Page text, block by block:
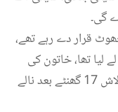
گی۔
قرار دے رہے تھے،
تھا، خاتون کی
لاش ملنے کے بعد اسے رہا کیا گیا، بچی کی لاش 17 گھنٹے بعد نالے